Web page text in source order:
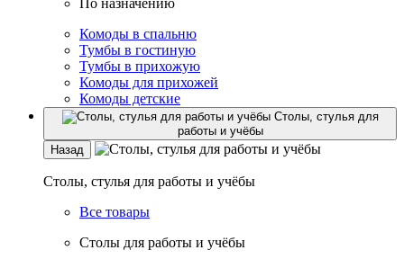
По назначению
Комоды в спальню
Тумбы в гостиную
Тумбы в прихожую
Комоды для прихожей
Комоды детские
Столы, стулья для
работы и учёбы
Назад
Столы, стулья для работы и учёбы
Все товары
Столы для работы и учёбы